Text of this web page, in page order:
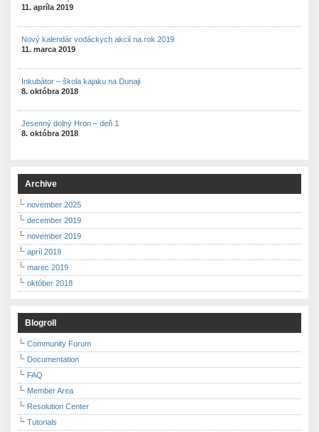
11. apríla 2019
Nový kalendár vodáckych akcií na rok 2019
11. marca 2019
Inkubátor – škola kajaku na Dunaji
8. októbra 2018
Jesenný dolný Hron – deň 1
8. októbra 2018
Archive
november 2025
december 2019
november 2019
apríl 2019
marec 2019
október 2018
Blogroll
Community Forum
Documentation
FAQ
Member Area
Resolution Center
Tutorials